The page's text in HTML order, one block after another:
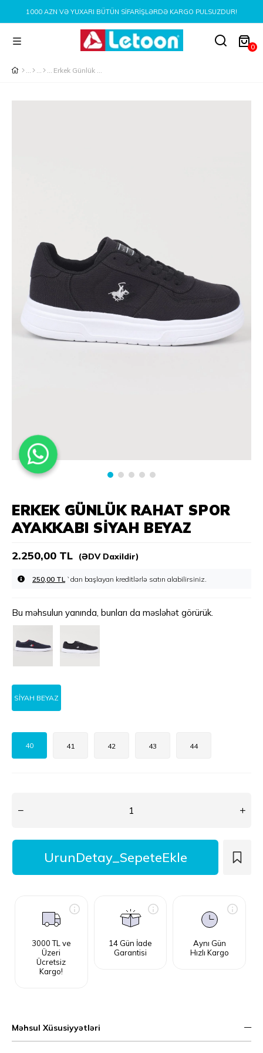
1000 AZN VƏ YUXARI BÜTÜN SIFARIŞLƏRDƏ KARGO PULSUZDUR!
0
Erkek Günlük Rahat Spor Ayakkabı SİYAH BEYAZ
ERKEK GÜNLÜK RAHAT SPOR
AYAKKABI SİYAH BEYAZ
2.250,00 TL (ƏDV Daxildir)
250,00 TL `dan başlayan kreditlərlə
Bu məhsulun yanında, bunları da məsləhət görürük.
SİYAH BEYAZ
40 41 42 43 44
3000 TL ve
Üzeri
Ücretsiz
Kargo!
14 Gün İade
Garantisi
Aynı Gün
Hızlı Kargo
Məhsul Xüsusiyyətləri